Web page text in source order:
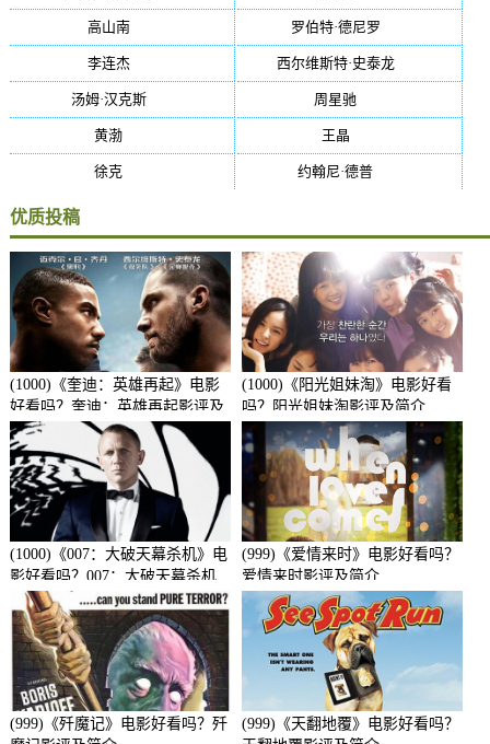
高山南(33) 罗伯特·德尼罗
李连杰(29) 西尔维斯特·史泰龙(29)
汤姆·汉克斯(27) 周星驰
黄渤 王晶
徐克 约翰尼·德普
优质投稿
(1000)《奎迪：英雄再起》电影
好看吗？奎迪：英雄再起影评及
简介
(1000)《阳光姐妹淘》电影好看
吗？阳光姐妹淘影评及简介
(1000)《007：大破天幕杀机》电
影好看吗？007：大破天幕杀机
影评及简介
(999)《爱情来时》电影好看吗？
爱情来时影评及简介
(999)《歼魔记》电影好看吗？歼
(999)《天翻地覆》电影好看吗？